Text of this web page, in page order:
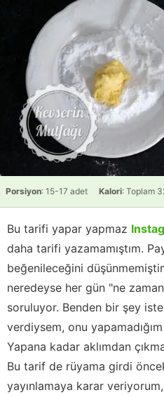
Porsiyon: 15-17 adet Kalori: Toplam
Bu tarifi yapar yapmaz
daha tarifi yazamamıştım.
beğenileceğini
neredeyse her gün "ne
soruluyor. Benden bir şey
verdiysem, onu
Yapana kadar aklımdan
Bu tarif de rüyama girdi
yayınlamaya karar